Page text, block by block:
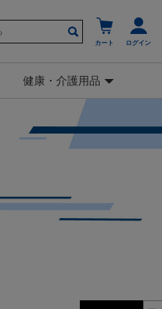
カート ログイン
健康・介護用品